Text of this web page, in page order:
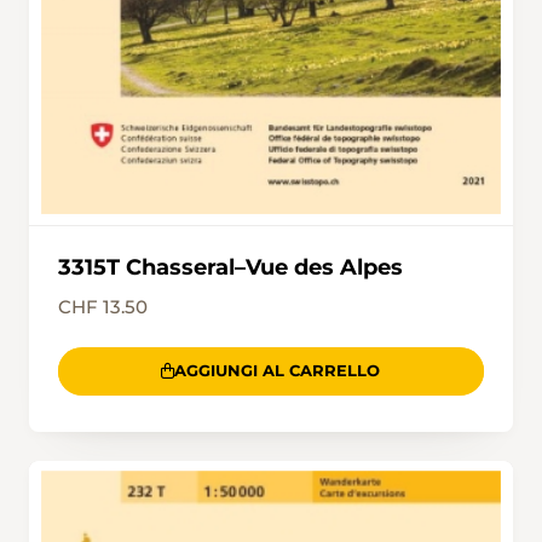
An Weinbergen vorbei führt der Weg nach Le
Landeron, dem Endpunkt der Wanderung.
Wer Lust hat, besucht noch die Altstadt von Le
Landeron, die sich rund 800 m südlich vom
Bahnhof befindet.
3315T Chasseral–Vue des Alpes
CHF 13.50
AGGIUNGI AL CARRELLO